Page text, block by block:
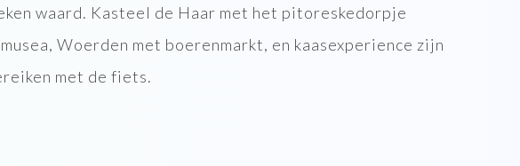
waard. Kasteel de Haar met het pitoreskedorpje
Woerden met boerenmarkt, en kaasexperience zijn
met de fiets.